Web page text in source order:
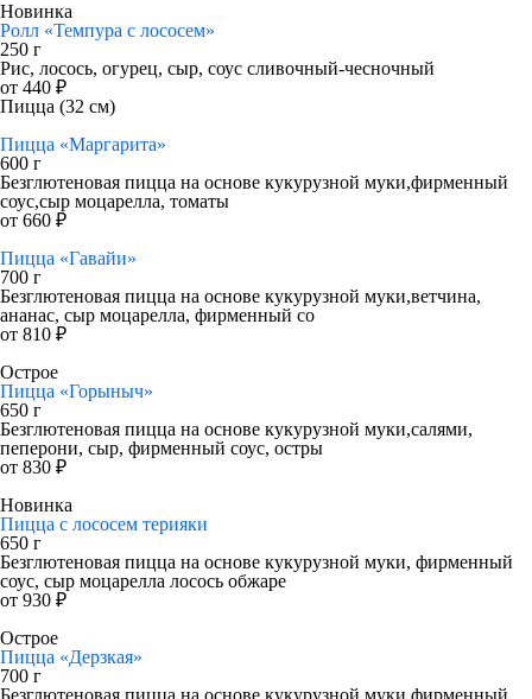
Новинка
Ролл «Темпура с лососем»
250 г
Рис, лосось, огурец, сыр, соус сливочный-чесночный
от 440 ₽
Пицца (32 см)
Пицца «Маргарита»
600 г
Безглютеновая пицца на основе кукурузной муки,фирменный
соус,сыр моцарелла, томаты
от 660 ₽
Пицца «Гавайи»
700 г
Безглютеновая пицца на основе кукурузной муки,ветчина,
ананас, сыр моцарелла, фирменный со
от 810 ₽
Острое
Пицца «Горыныч»
650 г
Безглютеновая пицца на основе кукурузной муки,салями,
пеперони, сыр, фирменный соус, остры
от 830 ₽
Новинка
Пицца с лососем терияки
650 г
Безглютеновая пицца на основе кукурузной муки, фирменный
соус, сыр моцарелла лосось обжаре
от 930 ₽
Острое
Пицца «Дерзкая»
700 г
Безглютеновая пицца на основе кукурузной муки,фирменный